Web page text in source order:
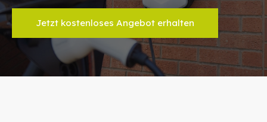
Jetzt kostenloses Angebot erhalten